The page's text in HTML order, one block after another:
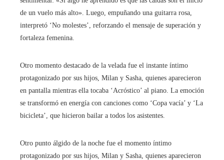
de un vuelo más alto». Luego, empuñando una guitarra rosa,
interpretó ‘No molestes’, reforzando el mensaje de superación y
fortaleza femenina.
Otro momento destacado de la velada fue el instante íntimo
protagonizado por sus hijos, Milan y Sasha, quienes aparecieron
en pantalla mientras ella tocaba ‘Acróstico’ al piano. La emoción
se transformó en energía con canciones como ‘Copa vacía’ y ‘La
bicicleta’, que hicieron bailar a todos los asistentes.
Otro punto álgido de la noche fue el momento íntimo
protagonizado por sus hijos, Milan y Sasha, quienes aparecieron